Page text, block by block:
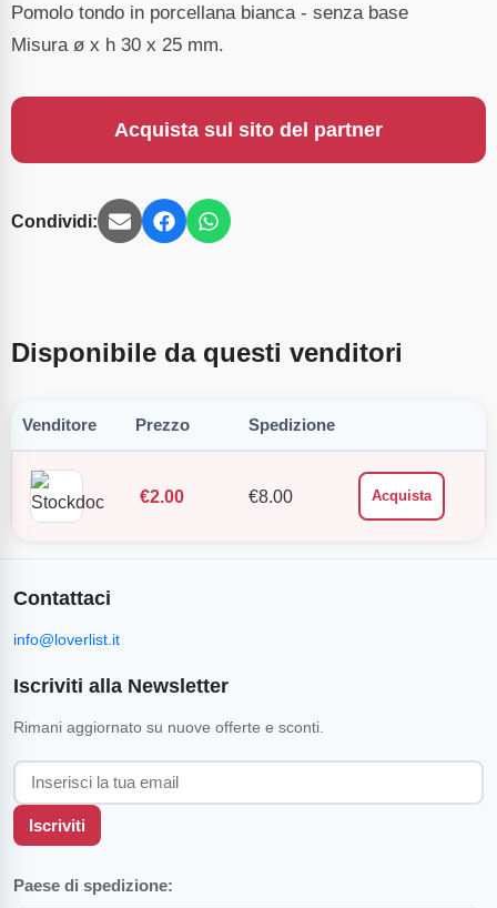
Pomolo tondo in porcellana bianca - senza base
Misura ø x h 30 x 25 mm.
Acquista sul sito del partner
Condividi:
Disponibile da questi venditori
Venditore Prezzo Spedizione
€2.00 €8.00 Acquista
Contattaci
info@loverlist.it
Iscriviti alla Newsletter
Rimani aggiornato su nuove offerte e sconti.
Iscriviti
Paese di spedizione: